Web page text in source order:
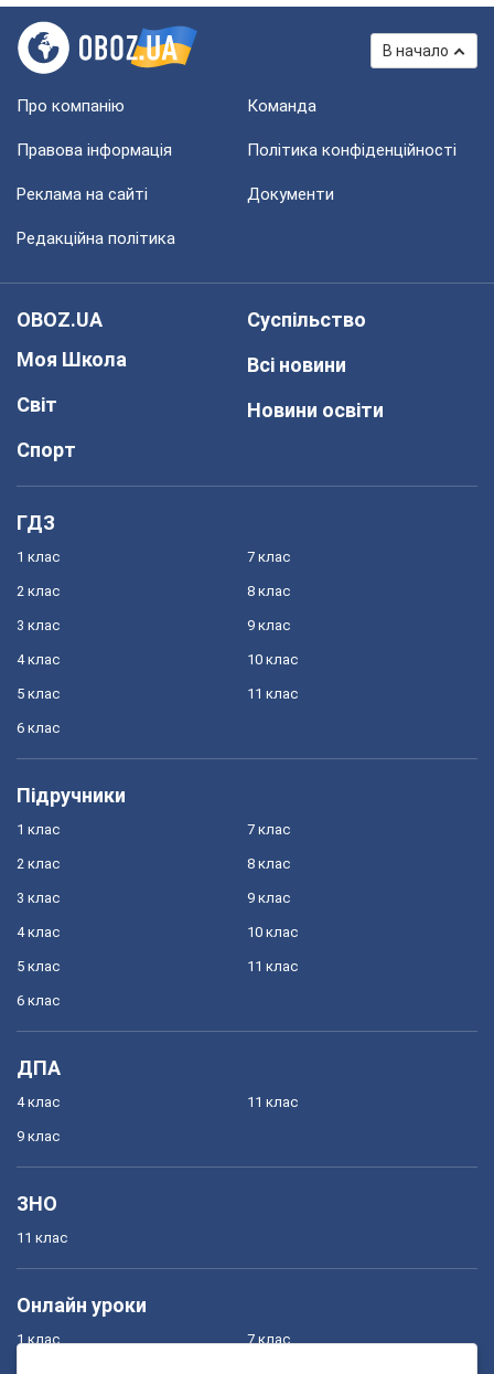
В начало
Про компанію Команда
Правова інформація Політика конфіденційності
Реклама на сайті Документи
Редакційна політика
OBOZ.UA
Моя Школа
Світ
Спорт
Суспільство
Всі новини
Новини освіти
ГДЗ
1 клас
2 клас
3 клас
4 клас
5 клас
6 клас
7 клас
8 клас
9 клас
10 клас
11 клас
Підручники
1 клас
2 клас
3 клас
4 клас
5 клас
6 клас
7 клас
8 клас
9 клас
10 клас
11 клас
ДПА
4 клас
9 клас
11 клас
ЗНО
11 клас
Онлайн уроки
1 клас 7 клас